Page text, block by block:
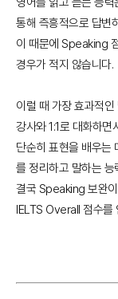
통해 즉흥적으로 답변
이 때문에 Speaking
경우가 적지 않습니다.
이럴 때 가장 효과적인
강사와 1:1로 대화하
단순히 표현을 배우는
를 정리하고 말하는 능
결국 Speaking 보완
IELTS Overall 점수를